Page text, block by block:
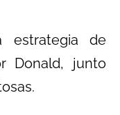
estrategia de
Donald, junto